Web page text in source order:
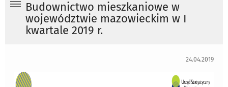
Budownictwo mieszkaniowe w
województwie mazowieckim w I
kwartale 2019 r.
24.04.2019